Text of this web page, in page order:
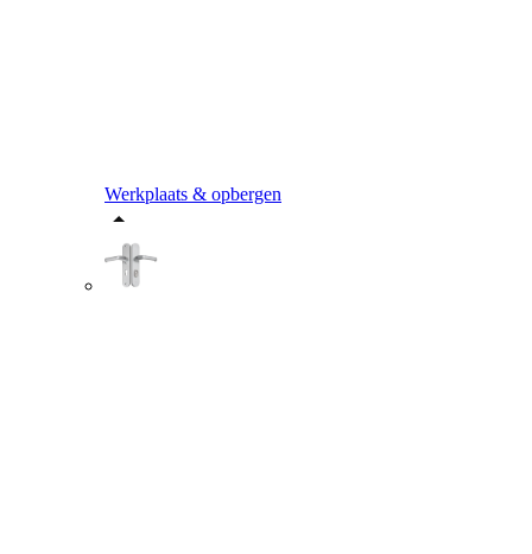
Werkplaats & opbergen